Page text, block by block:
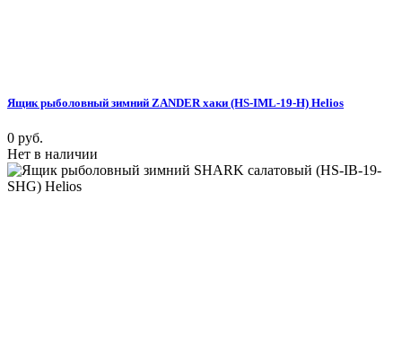
Ящик рыболовный зимний ZANDER хаки (HS-IML-19-H) Helios
0 руб.
Нет в наличии